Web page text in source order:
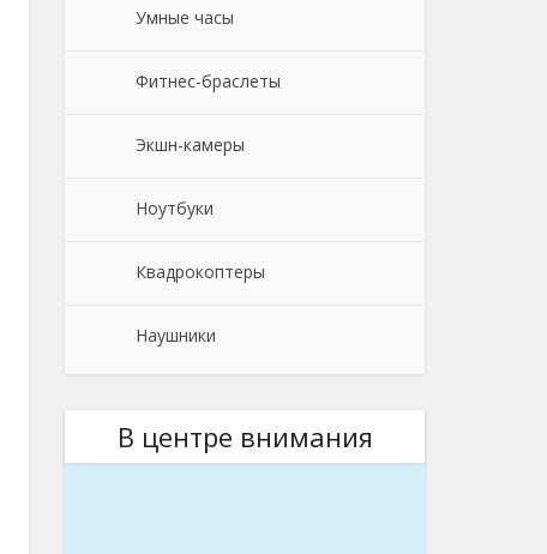
Умные часы
Фитнес-браслеты
Экшн-камеры
Ноутбуки
Квадрокоптеры
Наушники
В центре внимания